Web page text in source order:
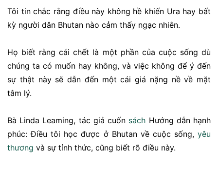
Tôi tin chắc rằng điều này không hề khiến Ura hay bất
kỳ người dân Bhutan nào cảm thấy ngạc nhiên.
Họ biết rằng cái chết là một phần của cuộc sống dù
chúng ta có muốn hay không, và việc không để ý đến
sự thật này sẽ dẫn đến một cái giá nặng nề về mặt
tâm lý.
Bà Linda Leaming, tác giả cuốn sách Hướng dẫn hạnh
phúc: Điều tôi học được ở Bhutan về cuộc sống, yêu
thương và sự tỉnh thức, cũng biết rõ điều này.